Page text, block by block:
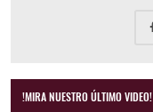
!MIRA NUESTRO ÚLTIMO VIDEO!